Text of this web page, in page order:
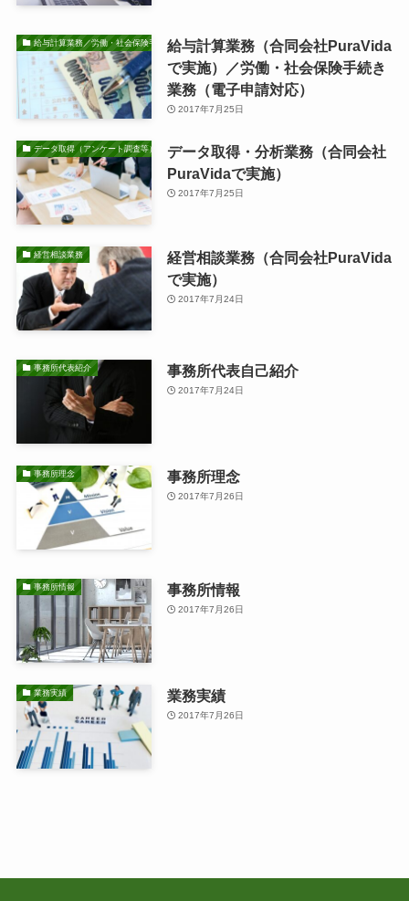
給与計算業務／労働・社会保険手続き業務給与計算業務（合同会社PuraVida
で実施）／労働・社会保険手続き
業務（電子申請対応）
2017年7月25日
データ取得（アンケート調査等）・分析業務データ取得・分析業務（合同会社
PuraVidaで実施）
2017年7月25日
経営相談業務
経営相談業務（合同会社PuraVida
で実施）
2017年7月24日
事務所代表紹介 事務所代表自己紹介
2017年7月24日
事務所理念 事務所理念
2017年7月26日
事務所情報 事務所情報
2017年7月26日
業務実績 業務実績
2017年7月26日